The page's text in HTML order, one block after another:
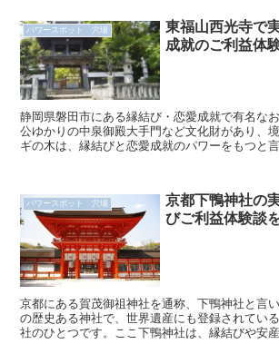
パワースポット 穴場
東福山西光寺で
成就のご利益体
静岡県磐田市にある縁結び・恋愛成就で有名なお寺で
公ゆかりの中泉御殿大手門など文化財があり、
ギの木は、縁結びと恋愛成就のパワーをもつと言
パワースポット 穴場
京都下鴨神社の
びご利益体験談
京都にある賀茂御祖神社を通称、下鴨神社と言
の歴史ある神社で、世界遺産にも登録されてい
社のひとつです。ここ下鴨神社は、縁結びや安